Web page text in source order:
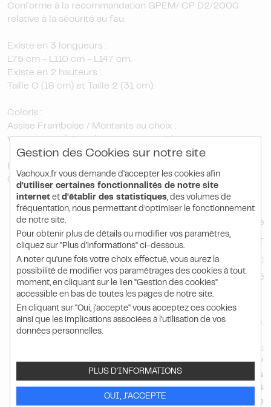
Conforme à la recommandation GPEM/ CP D2/2000
relative à la sécurité au feu.
Existe en 3 longueurs :
L75 cm - L110 cm - L147 cm.
Existe en 2 hauteurs :
Taille C (18 cm) et Taille 2 (31 cm).
Coloris :
Assise Framboise / Montants au choix :
Vernis naturel, Framboise, Jaune, ou Bleu.
PRIX PUBLIC
Conditions tarifaires sur devis : NOUS CONSULTER
À partir de
246.84 € TTC
l'unité
Ce produit n'est pas disponible à la vente en ligne.
Vous souhaitez plus d'information sur notre produit "Banc
simple tissu framboise." ?
Contactez-nous
au 04 50 94 42 14
via notre formulaire
Gestion des Cookies sur notre site
Vachoux.fr vous demande d'accepter les cookies afin
d'utiliser certaines fonctionnalités de notre site
internetet d'établir des statistiques, des volumes de
fréquentation, nous permettant d’optimiser le fonctionnement
de notre site.
Pour obtenir plus de détails ou modifier vos paramètres,
cliquez sur "Plus d'informations" ci-dessous.
A noter qu'une fois votre choix effectué, vous aurez la
possibilité de modifier vos paramétrages des cookies à tout
moment, en cliquant sur le lien "Gestion des cookies"
accessible en bas de toutes les pages de notre site.
En cliquant sur "Oui, j'accepte" vous acceptez ces cookies
ainsi que les implications associées à l'utilisation de vos
données personnelles.
PLUS D'INFORMATIONS
OUI, J'ACCEPTE